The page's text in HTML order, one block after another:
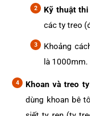
Kỹ thuật
các ty treo
Khoảng
là 1000mm.
Khoan và treo
dùng khoan bê